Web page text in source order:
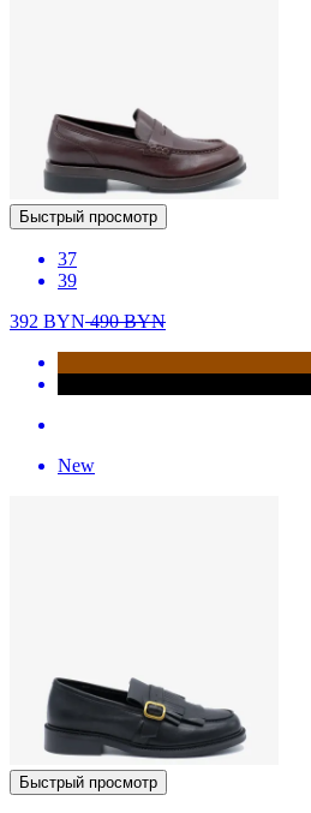
Быстрый просмотр
37
39
392 BYN490BYN
New
Быстрый просмотр